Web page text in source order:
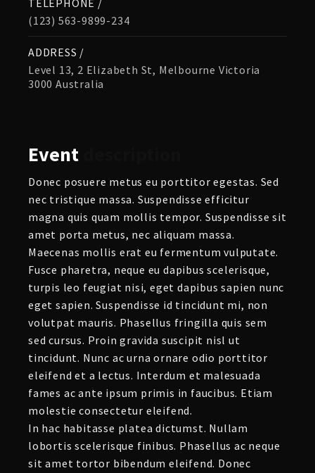
TELEPHONE /
(123) 563-9899-234
ADDRESS /
Level 13, 2 Elizabeth St, Melbourne Victoria
3000 Australia
Event
Donec posuere metus eu porttitor egestas. Sed
nec tristique massa. Suspendisse efficitur
magna quis quam mollis tempor. Suspendisse sit
amet porta metus, nec aliquam massa.
Maecenas mollis erat eu fermentum vulputate.
Fusce pharetra, neque eu dapibus scelerisque,
turpis leo feugiat nisi, eget dapibus sapien nunc
eget sapien. Suspendisse id tincidunt mi, non
volutpat mauris. Phasellus fringilla quis sem
sed cursus. Proin gravida suscipit nisl ut
tincidunt. Nunc ac urna ornare odio porttitor
eleifend et a lectus. Interdum et malesuada
fames ac ante ipsum primis in faucibus. Etiam
molestie consectetur eleifend.
In hac habitasse platea dictumst. Nullam
lobortis scelerisque finibus. Phasellus ac neque
sit amet tortor bibendum eleifend. Donec